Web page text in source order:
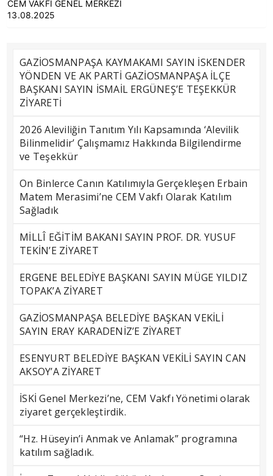
CEM VAKFI GENEL MERKEZİ
13.08.2025
GAZİOSMANPAŞA KAYMAKAMI SAYIN İSKENDER
YÖNDEN VE AK PARTİ GAZİOSMANPAŞA İLÇE
BAŞKANI SAYIN İSMAİL ERGÜNEŞ’E TEŞEKKÜR
ZİYARETİ
2026 Aleviliğin Tanıtım Yılı Kapsamında ‘Alevilik
Bilinmelidir’ Çalışmamız Hakkında Bilgilendirme
ve Teşekkür
On Binlerce Canın Katılımıyla Gerçekleşen Erbain
Matem Merasimi’ne CEM Vakfı Olarak Katılım
Sağladık
MİLLÎ EĞİTİM BAKANI SAYIN PROF. DR. YUSUF
TEKİN’E ZİYARET
ERGENE BELEDİYE BAŞKANI SAYIN MÜGE YILDIZ
TOPAK’A ZİYARET
GAZİOSMANPAŞA BELEDİYE BAŞKAN VEKİLİ
SAYIN ERAY KARADENİZ’E ZİYARET
ESENYURT BELEDİYE BAŞKAN VEKİLİ SAYIN CAN
AKSOY’A ZİYARET
İSKİ Genel Merkezi’ne, CEM Vakfı Yönetimi olarak
ziyaret gerçekleştirdik.
“Hz. Hüseyin’i Anmak ve Anlamak” programına
katılım sağladık.